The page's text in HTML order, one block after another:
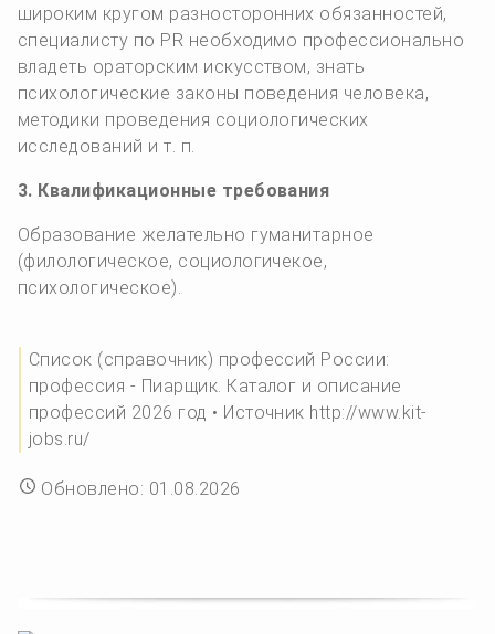
широким кругом разносторонних обязанностей,
специалисту по PR необходимо профессионально
владеть ораторским искусством, знать
психологические законы поведения человека,
методики проведения социологических
исследований и т. п.
3. Квалификационные требования
Образование желательно гуманитарное
(филологическое, социологичекое,
психологическое).
Список (справочник) профессий России:
профессия - Пиарщик. Каталог и описание
профессий 2026 год • Источник http://www.kit-
jobs.ru/
Обновлено: 01.08.2026